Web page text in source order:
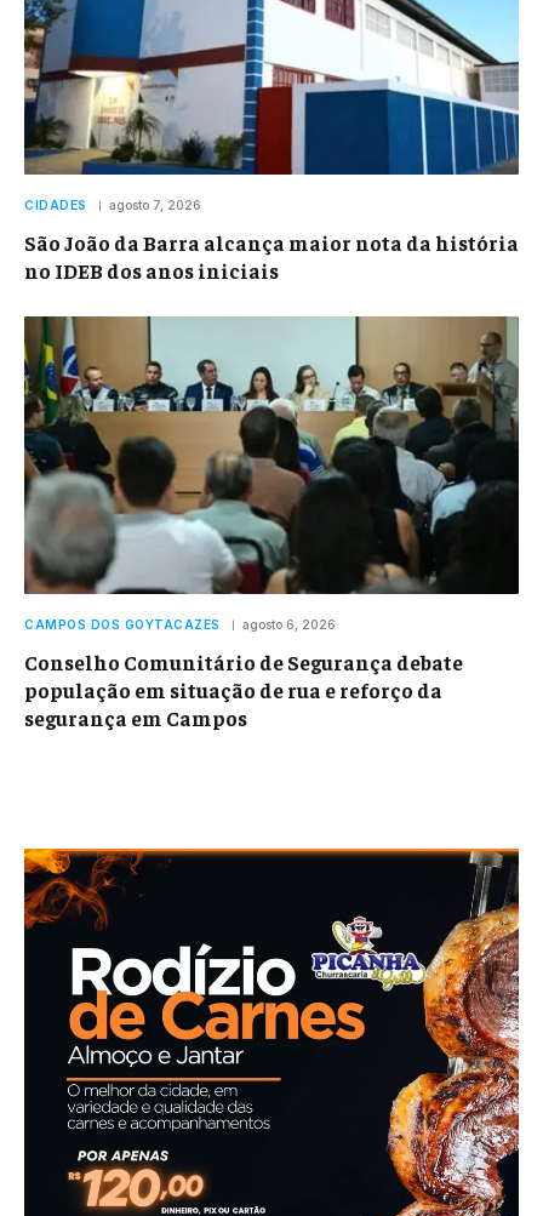
CIDADES agosto 7, 2026
São João da Barra alcança maior nota da história
no IDEB dos anos iniciais
CAMPOS DOS GOYTACAZES agosto 6, 2026
Conselho Comunitário de Segurança debate
população em situação de rua e reforço da
segurança em Campos